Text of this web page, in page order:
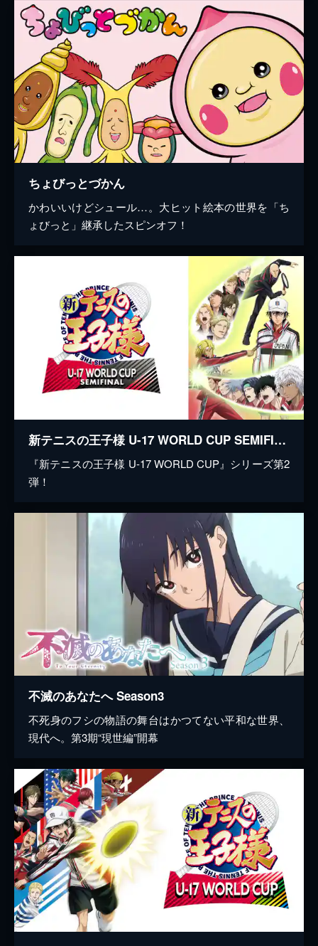
ちょびっとづかん
かわいいけどシュール…。大ヒット絵本の世界を「ち
ょびっと」継承したスピンオフ！
新テニスの王子様 U-17 WORLD CUP SEMIFINAL
『新テニスの王子様 U-17 WORLD CUP』シリーズ第2
弾！
不滅のあなたへ Season3
不死身のフシの物語の舞台はかつてない平和な世界、
現代へ。第3期“現世編”開幕